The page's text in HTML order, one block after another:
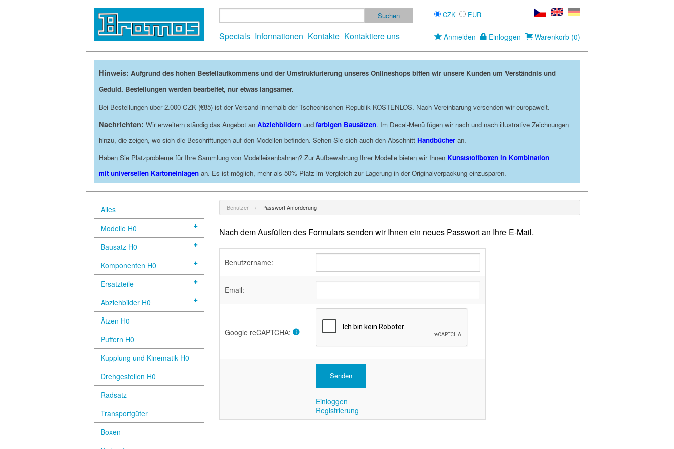
Specials Informationen Kontakte Kontaktiere uns
CZK EUR
Anmelden Einloggen Warenkorb (0)
Hinweis: Aufgrund des hohen Bestellaufkommens und der Umstrukturierung unseres Onlineshops bitten wir unsere Kunden um Verständnis und
Geduld. Bestellungen werden bearbeitet, nur etwas langsamer.
Bei Bestellungen über 2.000 CZK (€85) ist der Versand innerhalb der Tschechischen Republik KOSTENLOS. Nach Vereinbarung versenden wir europaweit.
Nachrichten: Wir erweitern ständig das Angebot an Abziehbildern und farbigen Bausätzen. Im Decal-Menü fügen wir nach und nach illustrative Zeichnungen
hinzu, die zeigen, wo sich die Beschriftungen auf den Modellen befinden. Sehen Sie sich auch den Abschnitt Handbücher an.
Haben Sie Platzprobleme für Ihre Sammlung von Modelleisenbahnen? Zur Aufbewahrung Ihrer Modelle bieten wir Ihnen Kunststoffboxen in Kombination
mit universellen Kartoneinlagen an. Es ist möglich, mehr als 50% Platz im Vergleich zur Lagerung in der Originalverpackung einzusparen.
Alles
Modelle H0
Bausatz H0
Komponenten H0
Ersatzteile
Abziehbilder H0
Ätzen H0
Puffern H0
Kupplung und Kinematik H0
Drehgestellen H0
Radsatz
Transportgüter
Boxen
Benutzer Passwort Anforderung
Nach dem Ausfüllen des Formulars senden wir Ihnen ein neues Passwort an Ihre E-Mail.
Benutzername:
Email:
Google reCAPTCHA:
Einloggen
Registrierung